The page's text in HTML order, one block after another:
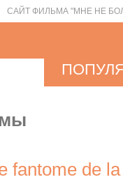
САЙТ ФИЛЬМА "МНЕ НЕ
fantome de